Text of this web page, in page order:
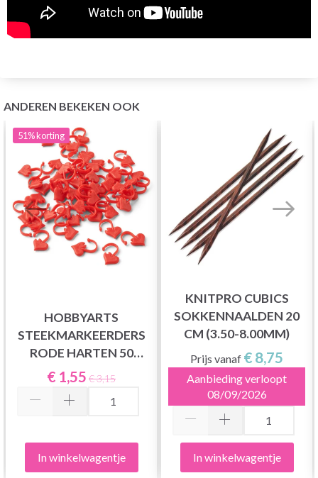
ANDEREN BEKEKEN OOK
51%korting
HOBBYARTS
STEEKMARKEERDERS
RODE HARTEN 50
STUKS
€ 1,55 € 3,15
In winkelwagentje
KNITPRO CUBICS
SOKKENNAALDEN 20
CM (3.50-8.00MM)
Prijs vanaf € 8,75
Aanbieding verloopt
08/09/2026
In winkelwagentje